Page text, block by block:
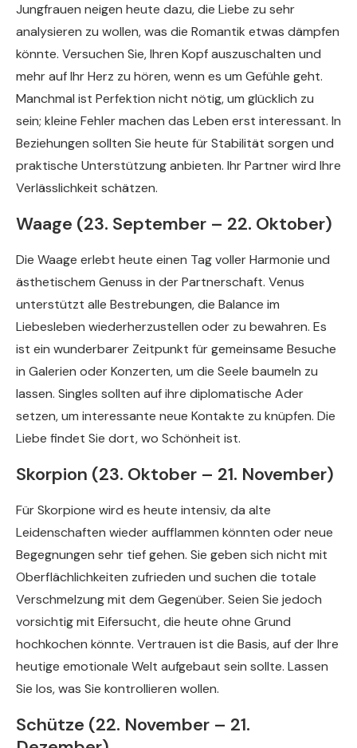
Jungfrauen neigen heute dazu, die Liebe zu sehr
analysieren zu wollen, was die Romantik etwas dämpfen
könnte. Versuchen Sie, Ihren Kopf auszuschalten und
mehr auf Ihr Herz zu hören, wenn es um Gefühle geht.
Manchmal ist Perfektion nicht nötig, um glücklich zu
sein; kleine Fehler machen das Leben erst interessant. In
Beziehungen sollten Sie heute für Stabilität sorgen und
praktische Unterstützung anbieten. Ihr Partner wird Ihre
Verlässlichkeit schätzen.
Waage (23. September – 22. Oktober)
Die Waage erlebt heute einen Tag voller Harmonie und
ästhetischem Genuss in der Partnerschaft. Venus
unterstützt alle Bestrebungen, die Balance im
Liebesleben wiederherzustellen oder zu bewahren. Es
ist ein wunderbarer Zeitpunkt für gemeinsame Besuche
in Galerien oder Konzerten, um die Seele baumeln zu
lassen. Singles sollten auf ihre diplomatische Ader
setzen, um interessante neue Kontakte zu knüpfen. Die
Liebe findet Sie dort, wo Schönheit ist.
Skorpion (23. Oktober – 21. November)
Für Skorpione wird es heute intensiv, da alte
Leidenschaften wieder aufflammen könnten oder neue
Begegnungen sehr tief gehen. Sie geben sich nicht mit
Oberflächlichkeiten zufrieden und suchen die totale
Verschmelzung mit dem Gegenüber. Seien Sie jedoch
vorsichtig mit Eifersucht, die heute ohne Grund
hochkochen könnte. Vertrauen ist die Basis, auf der Ihre
heutige emotionale Welt aufgebaut sein sollte. Lassen
Sie los, was Sie kontrollieren wollen.
Schütze (22. November – 21.